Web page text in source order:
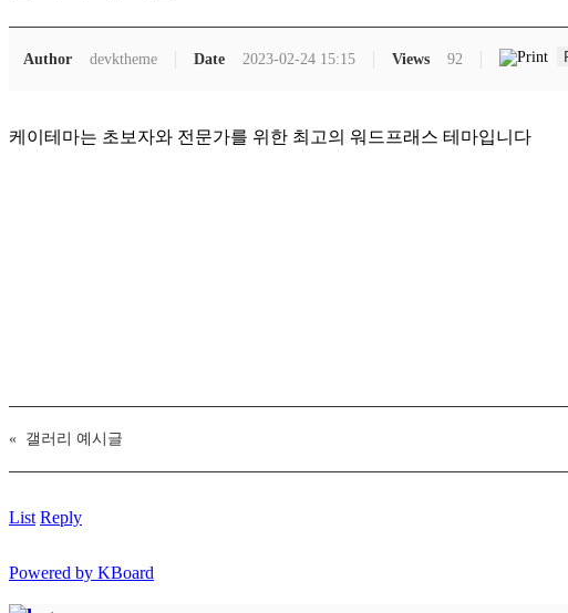
Author devktheme Date 2023-02-24 15:15 Views 92
케이테마는 초보자와 전문가를 위한 최고의 워드프래스 테마입니다
« 갤러리 예시글
List Reply
Powered by KBoard